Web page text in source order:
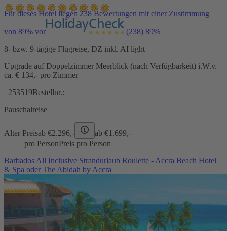
Für dieses Hotel liegen 238 Bewertungen mit einer Zustimmung
von 89% vor (238) 89%
8- bzw. 9-tägige Flugreise, DZ inkl. AI light
Upgrade auf Doppelzimmer Meerblick (nach Verfügbarkeit) i.W.v.
ca. € 134,- pro Zimmer
253519Bestellnr.:
Pauschalreise
Alter Preisab €2.296,- ab €1.699,-
pro PersonPreis pro Person
Barbados All Inclusive Strandurlaub Roulette - Accra Beach Hotel
& Spa oder The Abidah by Accra